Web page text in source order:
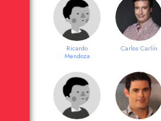
Ricardo
Mendoza
Carlos Carlín